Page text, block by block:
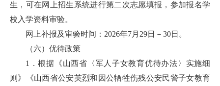
生，可在网上招生系统进行第二次志愿填报，参加报名学
校入学资料审验。
网上补报及审验时间：2026年7月29日－30日。
（六）优待政策
1．根据《山西省〈军人子女教育优待办法〉实施细
则》《山西省公安英烈和因公牺牲伤残公安民警子女教育